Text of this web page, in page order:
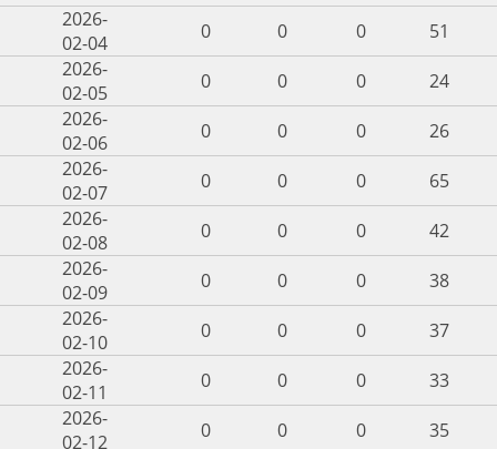
2026-
02-04
0 0 0
51
2026-
02-05
0 0 0
24
2026-
02-06
0 0 0
26
2026-
02-07
0 0 0
65
2026-
02-08
0 0 0
42
2026-
02-09
0 0 0
38
2026-
02-10
0 0 0
37
2026-
02-11
0 0 0
33
2026-
02-12
0 0 0
35